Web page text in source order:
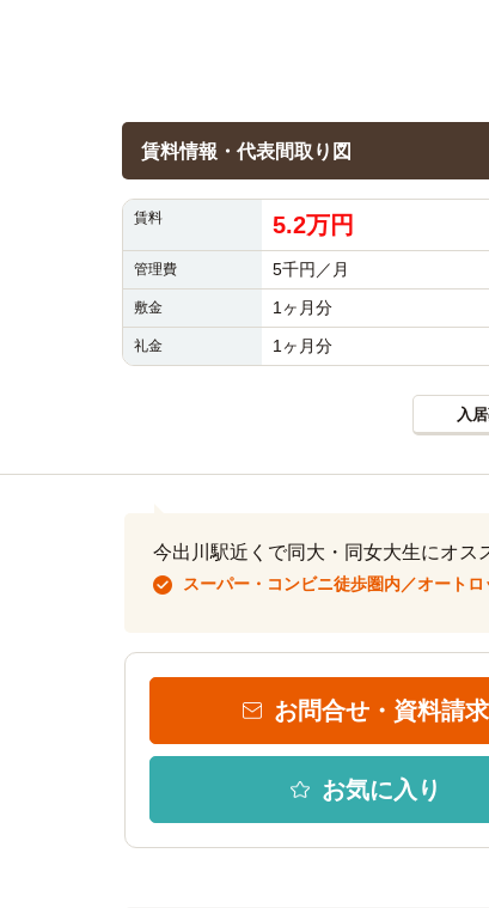
賃料情報・代表間取り図
賃料 5.2万円
管理費 5千円／月
敷金 1ヶ月分
礼金 1ヶ月分
入
今出川駅近くで同大・同女大生にオス
スーパー・コンビニ徒歩圏内／オート
お問合せ・資料請求
お気に入り